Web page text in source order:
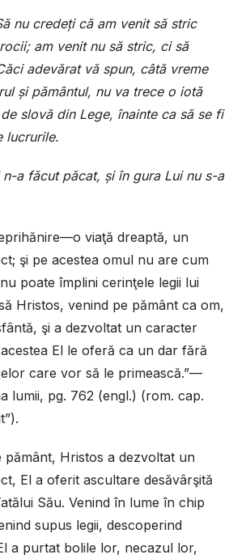
nu credeţi că am venit să stric
am venit nu să stric, ci să
adevărat vă spun, câtă vreme
şi pământul, nu va trece o iotă
slovă din Lege, înainte ca să se fi
lucrurile.
n-a făcut păcat, şi în gura Lui nu s-a
viaţă dreaptă, un
şi pe acestea omul nu are cum
poate împlini cerinţele legii lui
Hristos, venind pe pământ ca om,
şi a dezvoltat un caracter
El le oferă ca un dar fără
care vor să le primească.”—
lumii, pg. 762 (engl.) (rom. cap.
pământ, Hristos a dezvoltat un
El a oferit ascultare desăvârşită
Său. Venind în lume în chip
supus legii, descoperind
a purtat bolile lor, necazul lor,